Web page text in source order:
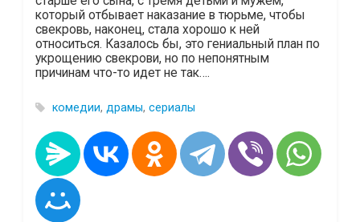
который отбывает наказание в тюрьме, чтобы
свекровь, наконец, стала хорошо к ней
относиться. Казалось бы, это гениальный план по
укрощению свекрови, но по непонятным
причинам что-то идет не так….
комедии, драмы, сериалы